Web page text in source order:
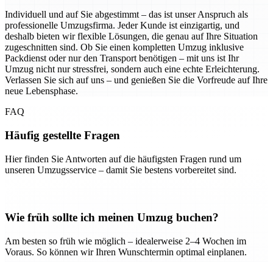
Individuell und auf Sie abgestimmt – das ist unser Anspruch als
professionelle Umzugsfirma. Jeder Kunde ist einzigartig, und
deshalb bieten wir flexible Lösungen, die genau auf Ihre Situation
zugeschnitten sind. Ob Sie einen kompletten Umzug inklusive
Packdienst oder nur den Transport benötigen – mit uns ist Ihr
Umzug nicht nur stressfrei, sondern auch eine echte Erleichterung.
Verlassen Sie sich auf uns – und genießen Sie die Vorfreude auf Ihre
neue Lebensphase.
FAQ
Häufig gestellte Fragen
Hier finden Sie Antworten auf die häufigsten Fragen rund um
unseren Umzugsservice – damit Sie bestens vorbereitet sind.
Wie früh sollte ich meinen Umzug buchen?
Am besten so früh wie möglich – idealerweise 2–4 Wochen im
Voraus. So können wir Ihren Wunschtermin optimal einplanen.